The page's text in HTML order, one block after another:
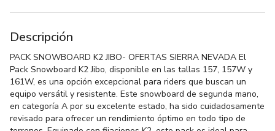
Descripción
PACK SNOWBOARD K2 JIBO- OFERTAS SIERRA NEVADA El
Pack Snowboard K2 Jibo, disponible en las tallas 157, 157W y
161W, es una opción excepcional para riders que buscan un
equipo versátil y resistente. Este snowboard de segunda mano,
en categoría A por su excelente estado, ha sido cuidadosamente
revisado para ofrecer un rendimiento óptimo en todo tipo de